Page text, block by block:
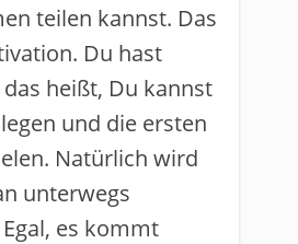
teilen kannst. Das
Du hast
das heißt, Du kannst
und die ersten
Natürlich wird
unterwegs
es kommt